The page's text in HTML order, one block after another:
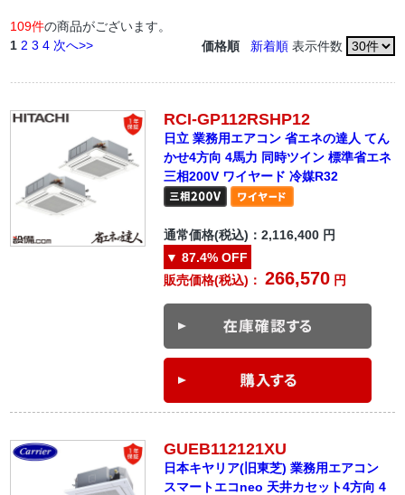
109件の商品がございます。
価格順
新着順表示件数
1 2 3 4 次へ>>
RCI-GP112RSHP12
日立 業務用エアコン 省エネの達人 てん
かせ4方向 4馬力 同時ツイン 標準省エネ
三相200V ワイヤード 冷媒R32
通常価格(税込)：2,116,400 円
▼ 87.4% OFF
販売価格(税込)：266,570 円
GUEB112121XU
日本キヤリア(旧東芝) 業務用エアコン
スマートエコneo 天井カセット4方向 4